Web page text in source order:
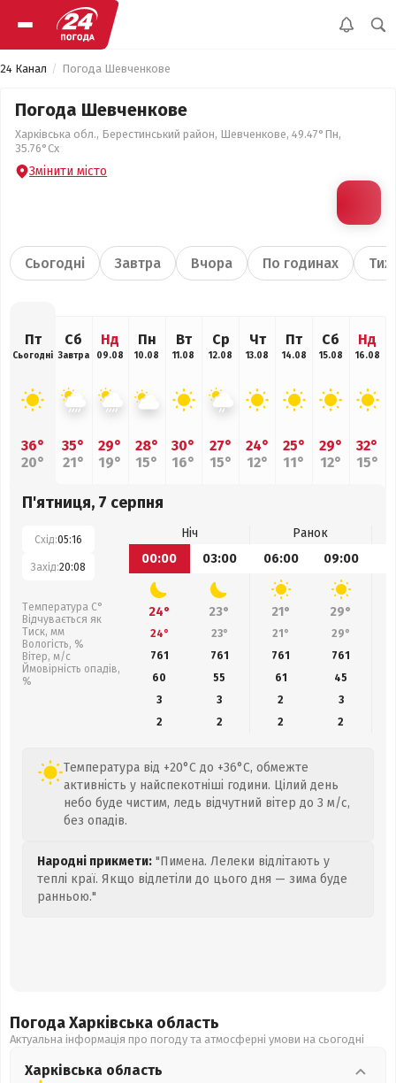
24 Канал Погода Шевченкове
Погода Шевченкове
Харківська обл., Берестинський район, Шевченкове, 49.47°Пн,
35.76°Сх
Змінити місто
Сьогодні Завтра Вчора По годинах
Пт
Сьогодні
36°
20°
Сб
Завтра
35°
21°
Нд
09.08
29°
19°
Пн
10.08
28°
15°
Вт
11.08
30°
16°
Ср
12.08
27°
15°
Чт
13.08
24°
12°
Пт
14.08
25°
11°
Сб
15.08
29°
12°
Нд
16.08
32°
15°
П'ятниця, 7 серпня
Схід:05:16
Захід:20:08
Температура С°
Відчувається як
Тиск, мм
Вологість, %
Вітер, м/с
Ймовірність опадів,
%
Ніч
Ранок
00:00
03:00 06:00 09:00
24° 23° 21° 29°
24° 23° 21° 29°
761
761 761 761
60
55 61 45
3
3 2
3
2
2 2 2
Температура від +20°C до +36°C, обмежте
активність у найспекотніші години. Цілий день
небо буде чистим, ледь відчутний вітер до 3 м/с,
без опадів.
Народні прикмети: "Пимена. Лелеки відлітають у
теплі краї. Якщо відлетіли до цього дня — зима буде
ранньою."
Погода Харківська область
Актуальна інформація про погоду та атмосферні умови на сьогодні
Харківська область